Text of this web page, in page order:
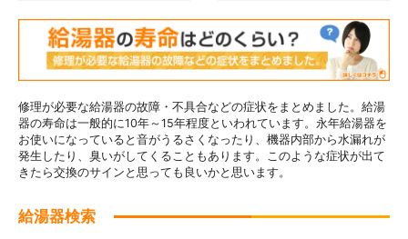
修理が必要な給湯器の故障・不具合などの症状をまとめました。給湯
器の寿命は一般的に10年～15年程度といわれています。永年給湯器を
お使いになっていると音がうるさくなったり、機器内部から水漏れが
発生したり、臭いがしてくることもあります。このような症状が出て
きたら交換のサインと思っても良いかと思います。
給湯器検索